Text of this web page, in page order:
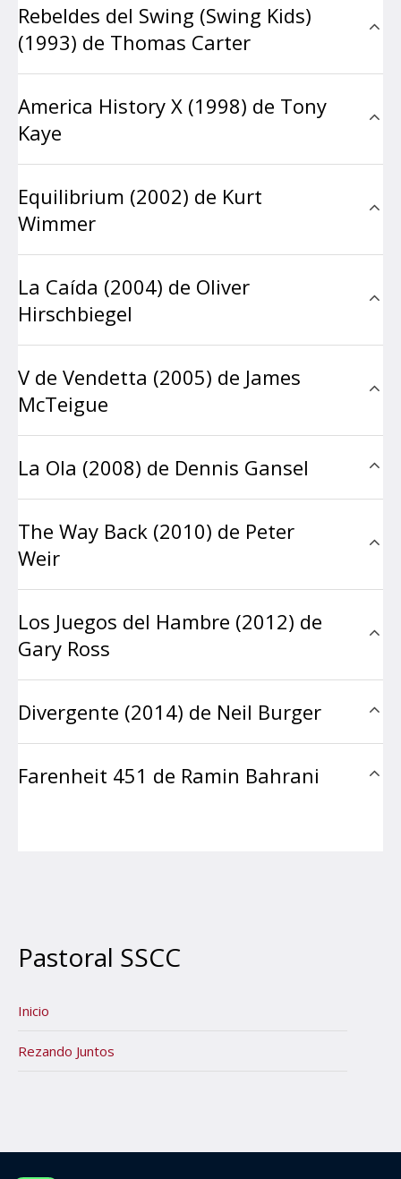
Rebeldes del Swing (Swing Kids)
(1993) de Thomas Carter
America History X (1998) de Tony
Kaye
Equilibrium (2002) de Kurt
Wimmer
La Caída (2004) de Oliver
Hirschbiegel
V de Vendetta (2005) de James
McTeigue
La Ola (2008) de Dennis Gansel
The Way Back (2010) de Peter
Weir
Los Juegos del Hambre (2012) de
Gary Ross
Divergente (2014) de Neil Burger
Farenheit 451 de Ramin Bahrani
Pastoral SSCC
Inicio
Rezando Juntos